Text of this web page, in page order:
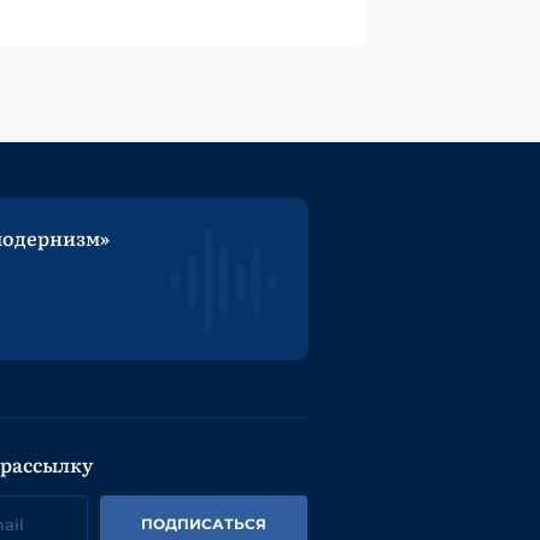
ПОДПИСАТЬСЯ